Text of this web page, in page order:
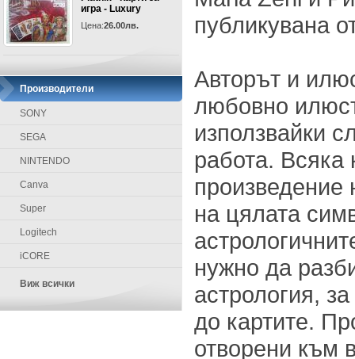
игра - Luxury
Цена:26.00лв.
Производители
SONY
SEGA
NINTENDO
Canva
Super
Logitech
iCORE
Виж всички
публикувана
Авторът и
любовно
използвайки
работа. Всяка
произведение
на цялата
нужно да
астрология,
до картите.
отворени към